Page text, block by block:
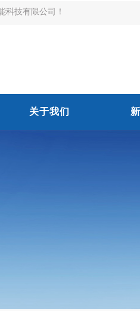
科技有限公司！
关于我们